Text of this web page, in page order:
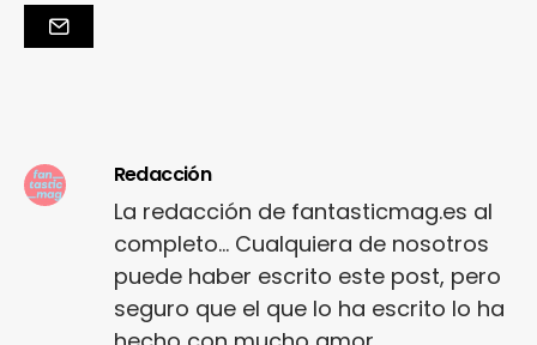
Redacción
La redacción de fantasticmag.es al
completo... Cualquiera de nosotros
puede haber escrito este post, pero
seguro que el que lo ha escrito lo ha